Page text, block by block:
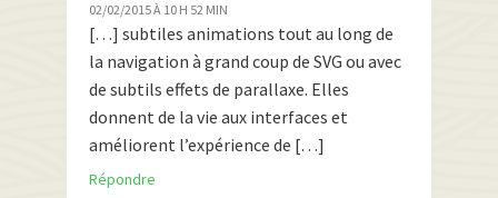
02/02/2015 À 10 H 52 MIN
[…] subtiles animations tout au long de
la navigation à grand coup de SVG ou avec
de subtils effets de parallaxe. Elles
donnent de la vie aux interfaces et
améliorent l’expérience de […]
Répondre